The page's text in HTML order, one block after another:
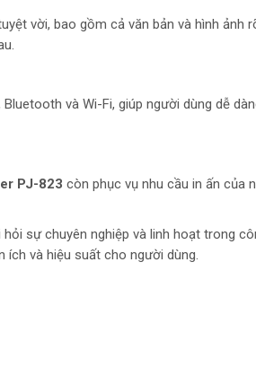
vời, bao gồm cả văn bản và hình ảnh
và Wi-Fi, giúp người dùng dễ
PJ-823 còn phục vụ nhu cầu in ấn của
sự chuyên nghiệp và linh hoạt trong
ích và hiệu suất cho người dùng.